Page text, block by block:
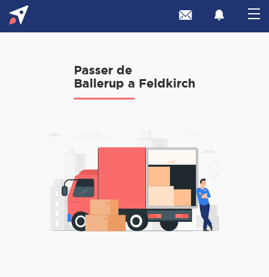
Passer de
Ballerup a Feldkirch